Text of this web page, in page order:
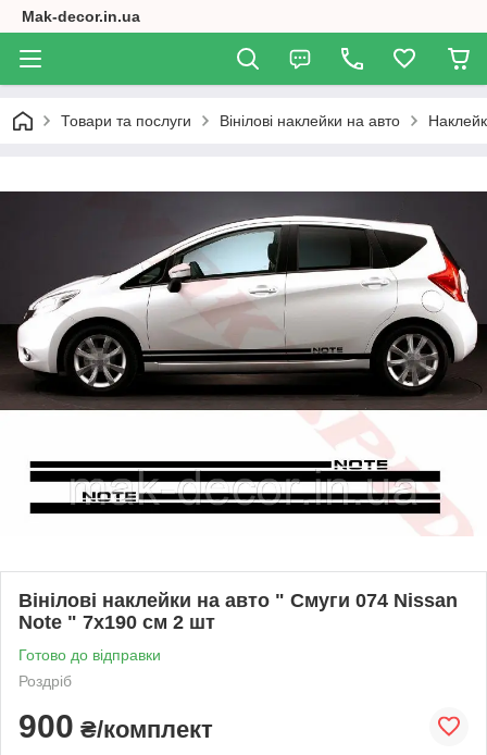
Mak-decor.in.ua
Товари та послуги Вінілові наклейки на авто
Вінілові наклейки на авто " Смуги 074 Nissan
Note " 7х190 см 2 шт
Готово до відправки
Роздріб
900 ₴/комплект